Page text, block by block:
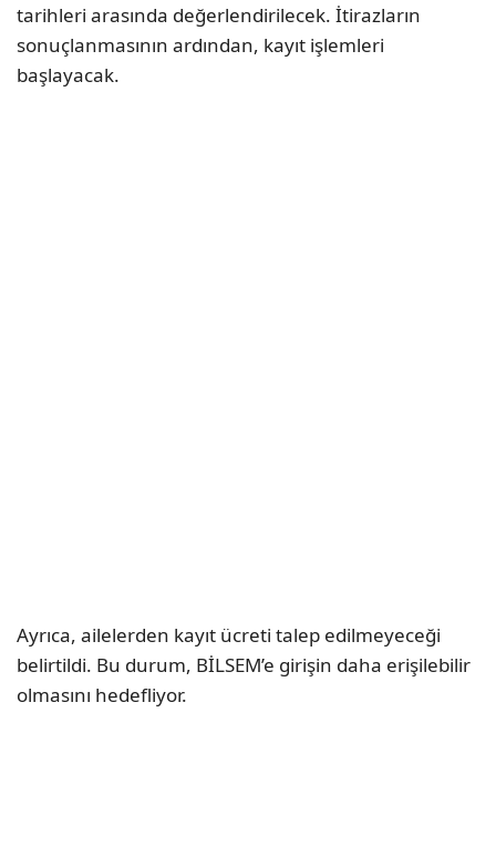
tarihleri arasında değerlendirilecek. İtirazların
sonuçlanmasının ardından, kayıt işlemleri
başlayacak.
Ayrıca, ailelerden kayıt ücreti talep edilmeyeceği
belirtildi. Bu durum, BİLSEM’e girişin daha erişilebilir
olmasını hedefliyor.